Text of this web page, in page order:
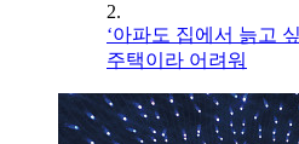
2.
‘아파도 집에서 늙고
주택이라 어려워